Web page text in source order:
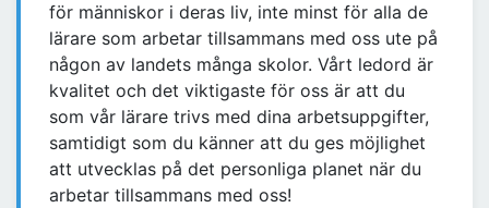
för människor i deras liv, inte minst för alla de
lärare som arbetar tillsammans med oss ute på
någon av landets många skolor. Vårt ledord är
kvalitet och det viktigaste för oss är att du
som vår lärare trivs med dina arbetsuppgifter,
samtidigt som du känner att du ges möjlighet
att utvecklas på det personliga planet när du
arbetar tillsammans med oss!